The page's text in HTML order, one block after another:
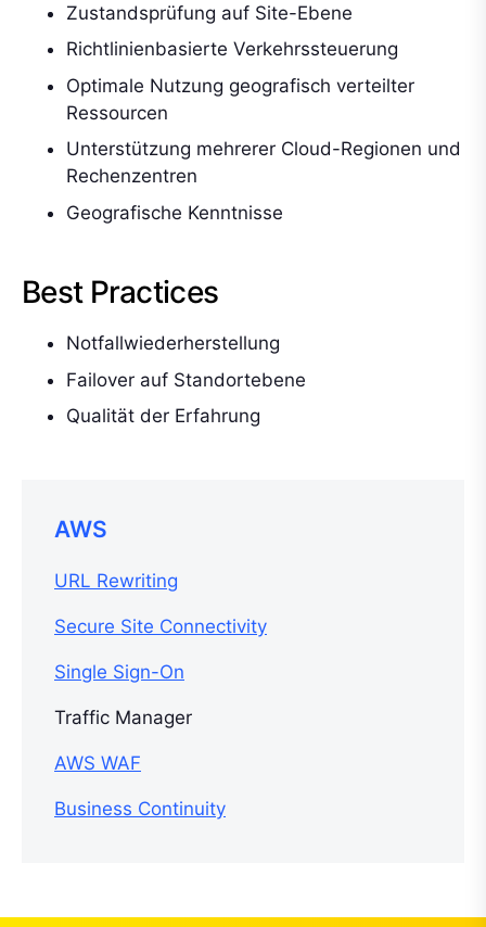
Zustandsprüfung auf Site-Ebene
Richtlinienbasierte Verkehrssteuerung
Optimale Nutzung geografisch verteilter
Ressourcen
Unterstützung mehrerer Cloud-Regionen und
Rechenzentren
Geografische Kenntnisse
Best Practices
Notfallwiederherstellung
Failover auf Standortebene
Qualität der Erfahrung
AWS
URL Rewriting
Secure Site Connectivity
Single Sign-On
Traffic Manager
AWS WAF
Business Continuity